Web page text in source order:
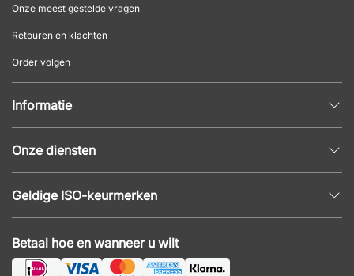
Onze meest gestelde vragen
Retouren en klachten
Order volgen
Informatie
Populaire pagina's
Onze diensten
Kantoormeubilair offerte
Montage
Betaal hoe en wanneer u wilt
Geldige ISO-keurmerken
ISO 14001